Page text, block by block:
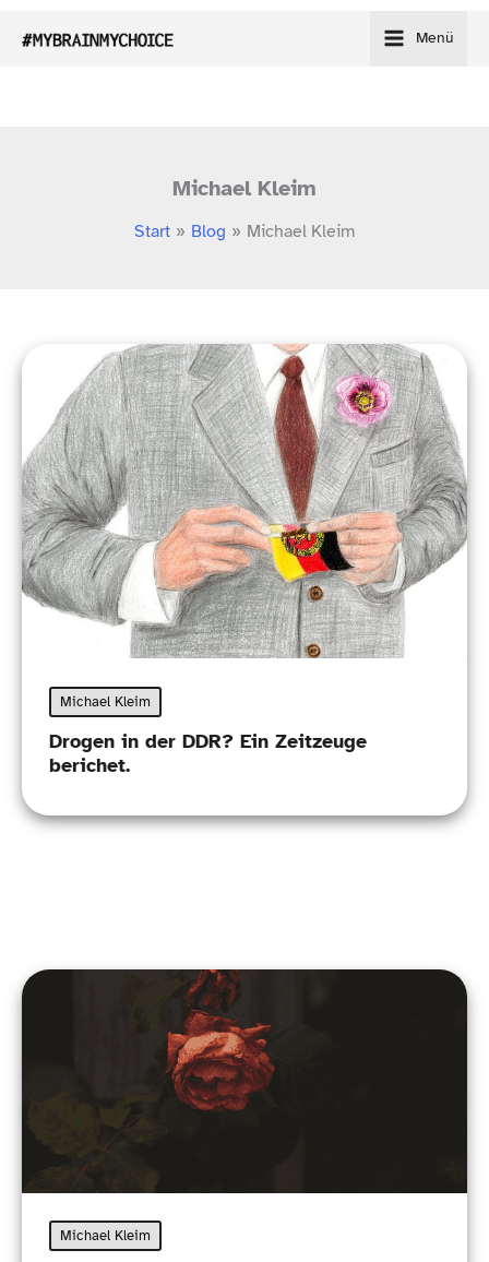
Inhalt
Menü
Michael Kleim
Start Blog Michael Kleim
Michael Kleim
Drogen in der DDR? Ein Zeitzeuge
berichet.
Michael Kleim